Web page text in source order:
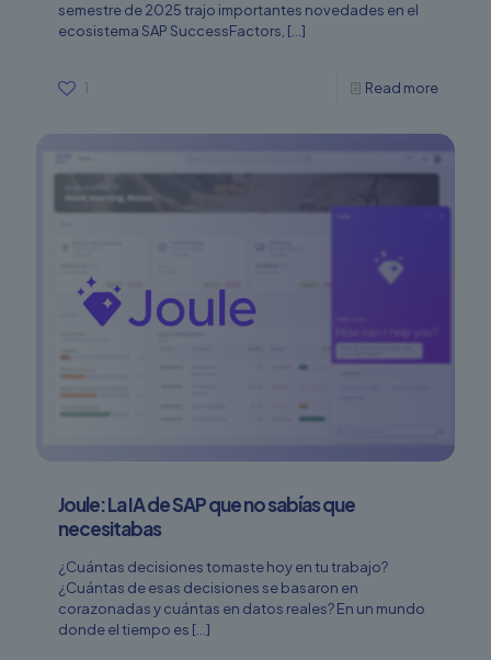
semestre de 2025 trajo importantes novedades en el
ecosistema SAP SuccessFactors, […]
1 Read more
Joule: La IA de SAP que no sabías que
necesitabas
¿Cuántas decisiones tomaste hoy en tu trabajo?
¿Cuántas de esas decisiones se basaron en
corazonadas y cuántas en datos reales? En un mundo
donde el tiempo es […]